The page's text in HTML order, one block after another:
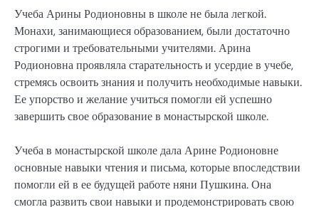
Учеба Арины Родионовны в школе не была легкой.
Монахи, занимающиеся образованием, были достаточно
строгими и требовательными учителями. Арина
Родионовна проявляла старательность и усердие в учебе,
стремясь освоить знания и получить необходимые навыки.
Ее упорство и желание учиться помогли ей успешно
завершить свое образование в монастырской школе.
Учеба в монастырской школе дала Арине Родионовне
основные навыки чтения и письма, которые впоследствии
помогли ей в ее будущей работе няни Пушкина. Она
смогла развить свои навыки и продемонстрировать свою